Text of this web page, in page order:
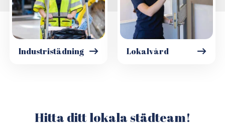
Industristädning Lokalvård
Hitta ditt lokala städteam!